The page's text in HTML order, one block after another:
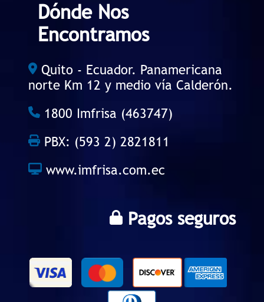
Dónde Nos
Encontramos
Quito - Ecuador. Panamericana
norte Km 12 y medio vía Calderón.
1800 Imfrisa (463747)
PBX: (593 2) 2821811
www.imfrisa.com.ec
Pagos seguros